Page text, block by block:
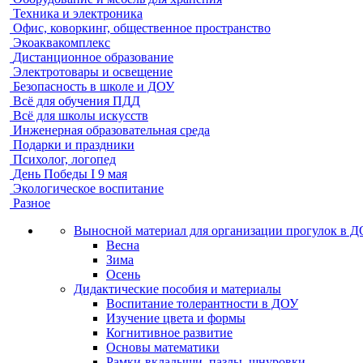
Техника и электроника
Офис, коворкинг, общественное пространство
Экоаквакомплекс
Дистанционное образование
Электротовары и освещение
Безопасность в школе и ДОУ
Всё для обучения ПДД
Всё для школы искусств
Инженерная образовательная среда
Подарки и праздники
Психолог, логопед
День Победы I 9 мая
Экологическое воспитание
Разное
Выносной материал для организации прогулок в
Весна
Зима
Осень
Дидактические пособия и материалы
Воспитание толерантности в ДОУ
Изучение цвета и формы
Когнитивное развитие
Основы математики